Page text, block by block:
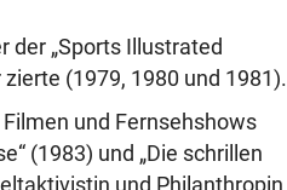
der „Sports Illustrated
(1979, 1980 und 1981).
und Fernsehshows
(1983) und „Die schrillen
und Philanthropin